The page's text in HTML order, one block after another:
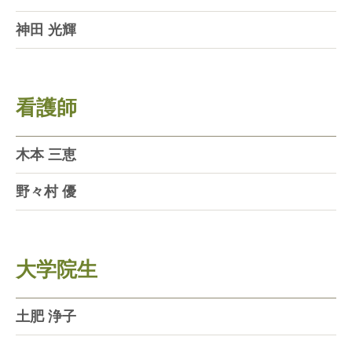
神田 光輝
看護師
木本 三恵
野々村 優
大学院生
土肥 浄子